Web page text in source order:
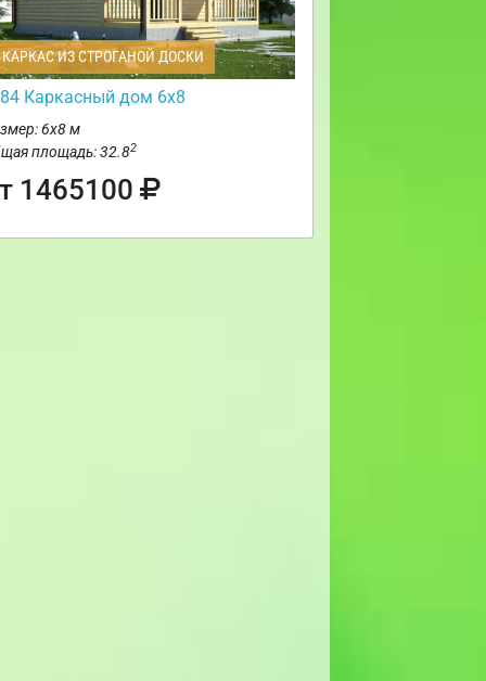
ИЗ СТРОГАНОЙ ДОСКИ
Каркасный дом 6х8
6х8 м
площадь: 32.82
1465100